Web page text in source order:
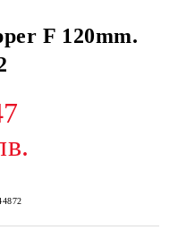
F 120mm.